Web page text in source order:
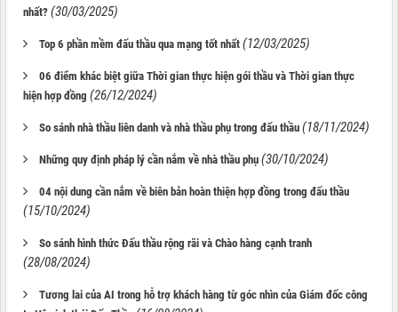
nhất? (30/03/2025)
Top 6 phần mềm đấu thầu qua mạng tốt nhất (12/03/2025)
06 điểm khác biệt giữa Thời gian thực hiện gói thầu và Thời gian thực
hiện hợp đồng (26/12/2024)
So sánh nhà thầu liên danh và nhà thầu phụ trong đấu thầu (18/11/2024)
Những quy định pháp lý cần nắm về nhà thầu phụ (30/10/2024)
04 nội dung cần nắm về biên bản hoàn thiện hợp đồng trong đấu thầu
(15/10/2024)
So sánh hình thức Đấu thầu rộng rãi và Chào hàng cạnh tranh
(28/08/2024)
Tương lai của AI trong hỗ trợ khách hàng từ góc nhìn của Giám đốc công